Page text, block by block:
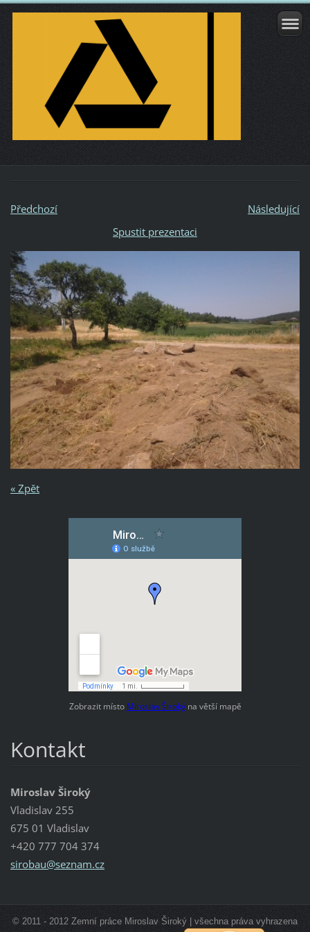
Předchozí
Následující
Spustit prezentaci
« Zpět
Zobrazit místo Miroslav Širokýna větší mapě
Kontakt
Miroslav Široký
Vladislav 255
675 01 Vladislav
+420 777 704 374
sirobau@seznam.cz
© 2011 - 2012 Zemní práce Miroslav Široký | všechna práva vyhrazena